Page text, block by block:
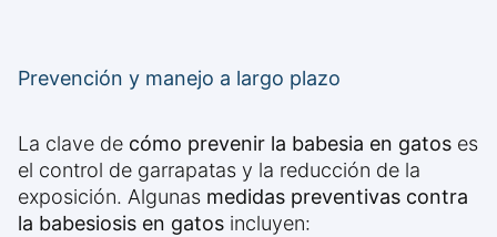
Prevención y manejo a largo plazo
La clave de cómo prevenir la babesia en gatos es
el control de garrapatas y la reducción de la
exposición. Algunas medidas preventivas contra
la babesiosis en gatos incluyen: